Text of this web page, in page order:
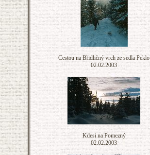
Cestou na Břidličný vrch ze sedla Peklo
02.02.2003
Kdesi na Pomezný
02.02.2003